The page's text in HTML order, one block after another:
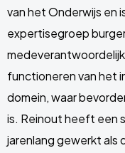
van het Onderwijs en
expertisegroep
functioneren van het
domein, waar
is. Reinout heeft een
jarenlang gewerkt als